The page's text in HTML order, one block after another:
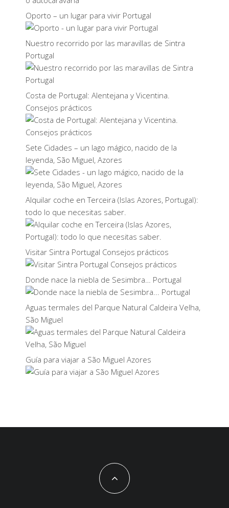
Oporto – un lugar para vivir Portugal
Nuestro recorrido por las maravillas de Sintra
Portugal
Costa de Portugal: Alentejana y Vicentina.
Consejos prácticos
Sete Cidades – un lago mágico, nacido de la
leyenda, São Miguel, Azores
Alquilar coche en Terceira (Islas Azores, Portugal):
todo lo que necesitas saber.
Visitar Sintra Portugal Consejos prácticos
Donde nace la niebla de Sesimbra… Portugal
Aguas termales del Parque Natural Caldeira Velha,
São Miguel
Guía para viajar a São Miguel Azores